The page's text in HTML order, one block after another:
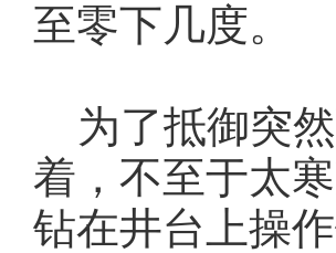
至零下几度。
为了抵御突然
着，不至于太
钻在井台上操